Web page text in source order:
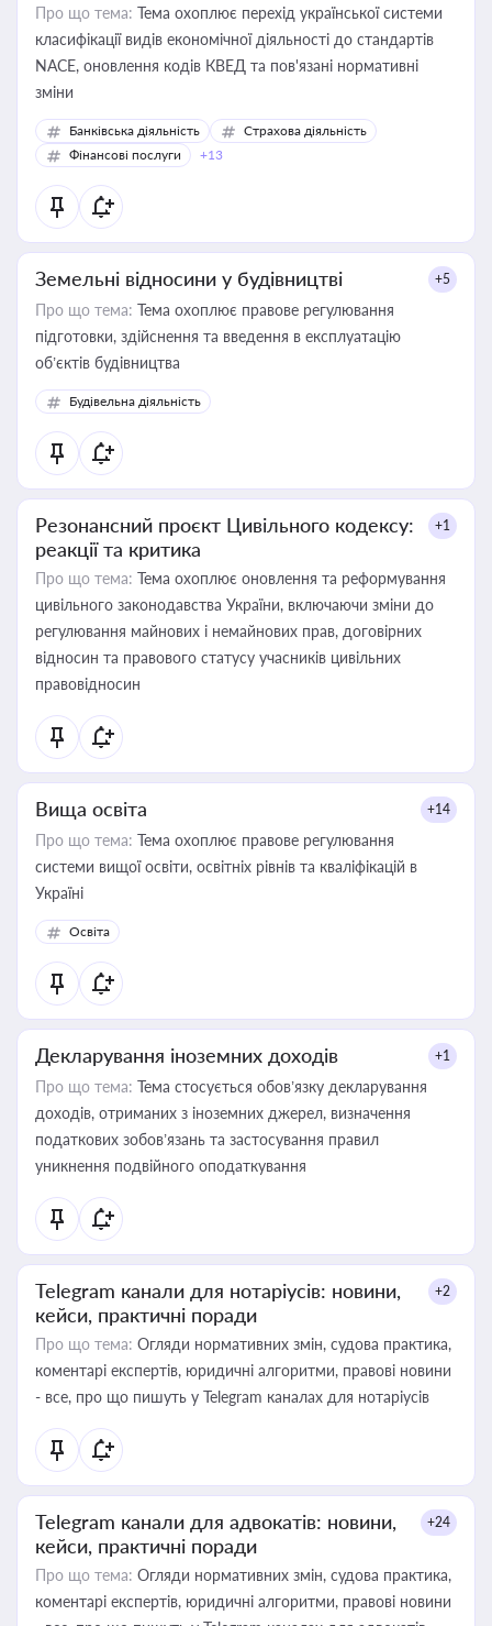
Про що тема: Тема охоплює перехід української системи
класифікації видів економічної діяльності до стандартів
NACE, оновлення кодів КВЕД та пов'язані нормативні
зміни
Банківська діяльність
Страхова діяльність
Фінансові послуги
+13
Земельні відносини у будівництві +5
Про що тема: Тема охоплює правове регулювання
підготовки, здійснення та введення в експлуатацію
об’єктів будівництва
Будівельна діяльність
Резонансний проєкт Цивільного кодексу:
реакції та критика
+1
Про що тема: Тема охоплює оновлення та реформування
цивільного законодавства України, включаючи зміни до
регулювання майнових і немайнових прав, договірних
відносин та правового статусу учасників цивільних
правовідносин
Вища освіта +14
Про що тема: Тема охоплює правове регулювання
системи вищої освіти, освітніх рівнів та кваліфікацій в
Україні
Освіта
Декларування іноземних доходів +1
Про що тема: Тема стосується обов’язку декларування
доходів, отриманих з іноземних джерел, визначення
податкових зобов’язань та застосування правил
уникнення подвійного оподаткування
Telegram канали для нотаріусів: новини,
кейси, практичні поради
+2
Про що тема: Огляди нормативних змін, судова практика,
коментарі експертів, юридичні алгоритми, правові новини
- все, про що пишуть у Telegram каналах для нотаріусів
Telegram канали для адвокатів: новини,
кейси, практичні поради
+24
Про що тема: Огляди нормативних змін, судова практика,
коментарі експертів, юридичні алгоритми, правові новини